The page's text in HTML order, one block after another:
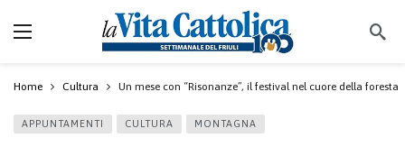
Home Cultura Un mese con “Risonanze”, il festival nel cuore della foresta
APPUNTAMENTI CULTURA MONTAGNA